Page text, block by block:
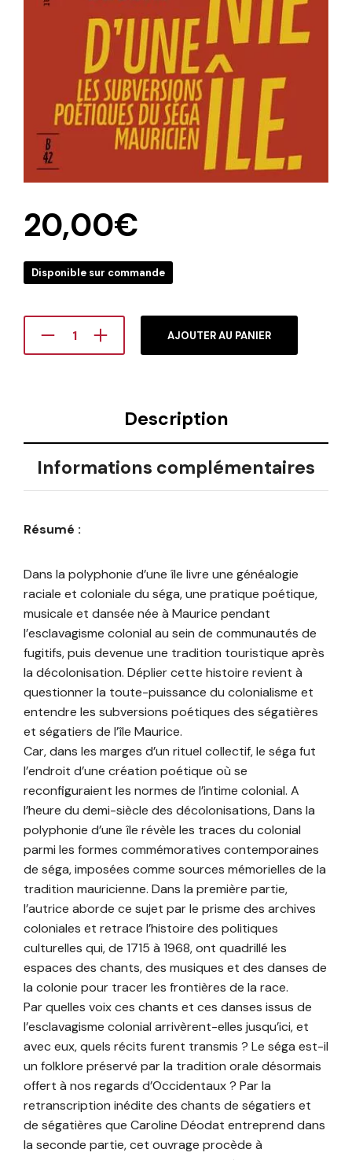
20,00€
Disponible sur commande
AJOUTER AU PANIER
Description
Informations complémentaires
Résumé :
Dans la polyphonie d’une île livre une généalogie
raciale et coloniale du séga, une pratique poétique,
musicale et dansée née à Maurice pendant
l’esclavagisme colonial au sein de communautés de
fugitifs, puis devenue une tradition touristique après
la décolonisation. Déplier cette histoire revient à
questionner la toute-puissance du colonialisme et
entendre les subversions poétiques des ségatières
et ségatiers de l’île Maurice.
Car, dans les marges d’un rituel collectif, le séga fut
l’endroit d’une création poétique où se
reconfiguraient les normes de l’intime colonial. A
l’heure du demi-siècle des décolonisations, Dans la
polyphonie d’une île révèle les traces du colonial
parmi les formes commémoratives contemporaines
de séga, imposées comme sources mémorielles de la
tradition mauricienne. Dans la première partie,
l’autrice aborde ce sujet par le prisme des archives
coloniales et retrace l’histoire des politiques
culturelles qui, de 1715 à 1968, ont quadrillé les
espaces des chants, des musiques et des danses de
la colonie pour tracer les frontières de la race.
Par quelles voix ces chants et ces danses issus de
l’esclavagisme colonial arrivèrent-elles jusqu’ici, et
avec eux, quels récits furent transmis ? Le séga est-il
un folklore préservé par la tradition orale désormais
offert à nos regards d’Occidentaux ? Par la
retranscription inédite des chants de ségatiers et
de ségatières que Caroline Déodat entreprend dans
la seconde partie, cet ouvrage procède à